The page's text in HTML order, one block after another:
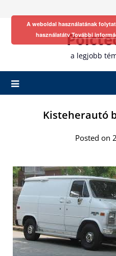
a legjobb
Kisteherautó
Posted on
A weboldal használatának
használatátvTovábbi